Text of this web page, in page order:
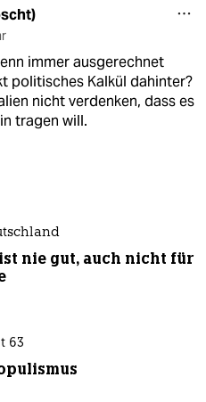
immer ausgerechnet
politisches Kalkül dahinter?
nicht verdenken, dass es
tragen will.
nie gut, auch nicht für
63